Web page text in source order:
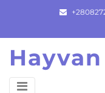
content